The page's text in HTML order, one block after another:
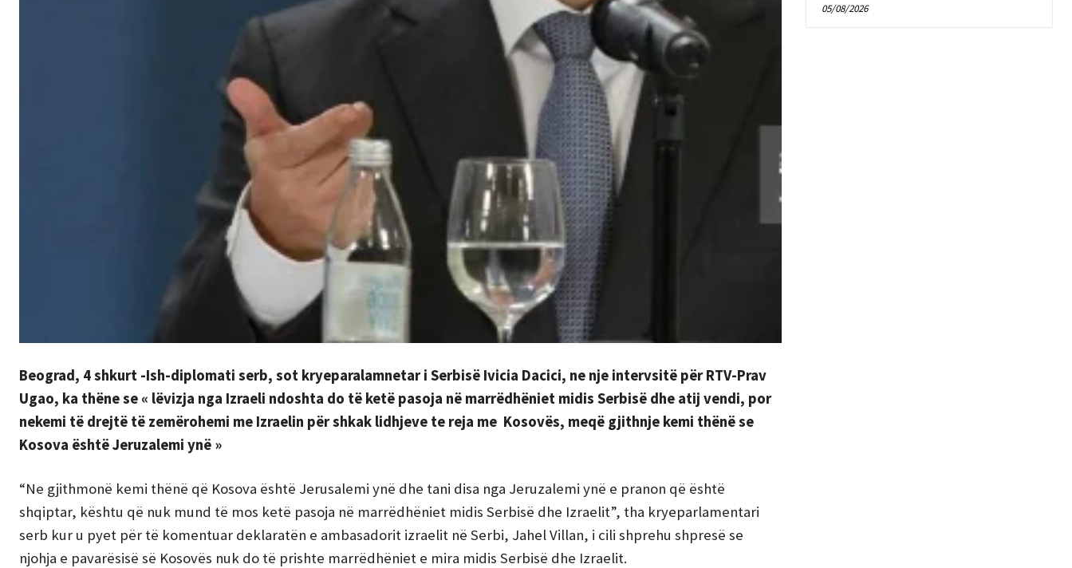
Beograd, 4 shkurt -Ish-diplomati serb, sot kryeparalamnetar i Serbisë Ivicia Dacici, ne nje intervsitë për RTV-Prav
Ugao, ka thëne se « lëvizja nga Izraeli ndoshta do të ketë pasoja në marrëdhëniet midis Serbisë dhe atij vendi, por
nekemi të drejtë të zemërohemi me Izraelin për shkak lidhjeve te reja me Kosovës, meqë gjithnje kemi thënë se
Kosova është Jeruzalemi ynë »
“Ne gjithmonë kemi thënë që Kosova është Jerusalemi ynë dhe tani disa nga Jeruzalemi ynë e pranon që është
shqiptar, kështu që nuk mund të mos ketë pasoja në marrëdhëniet midis Serbisë dhe Izraelit”, tha kryeparlamentari
serb kur u pyet për të komentuar deklaratën e ambasadorit izraelit në Serbi, Jahel Villan, i cili shprehu shpresë se
njohja e pavarësisë së Kosovës nuk do të prishte marrëdhëniet e mira midis Serbisë dhe Izraelit.
05/08/2026